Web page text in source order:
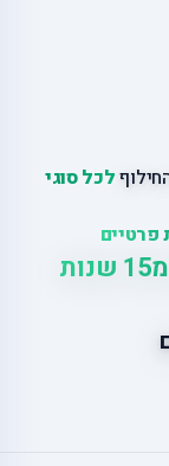
לכל סוגי
פרטיים
מובילים בסלולר עם למעלה מ15 שנות